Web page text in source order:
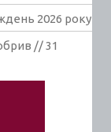
2026 року
// 31